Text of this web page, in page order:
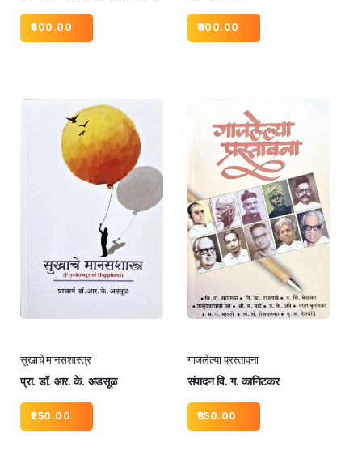
400.00 400.00
सुखाचे मानसशास्त्र
प्रा. डॉ. आर. के. अडसूळ
250.00
गाजलेल्या प्रस्तावना
संपादन वि. ग. कानिटकर
350.00